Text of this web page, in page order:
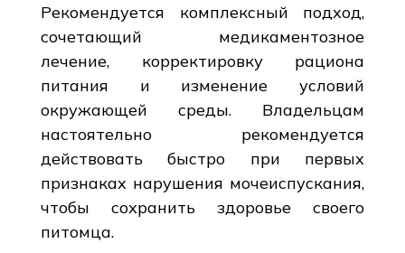
Рекомендуется комплексный подход,
сочетающий медикаментозное
лечение, корректировку рациона
питания и изменение условий
окружающей среды. Владельцам
настоятельно рекомендуется
действовать быстро при первых
признаках нарушения мочеиспускания,
чтобы сохранить здоровье своего
питомца.